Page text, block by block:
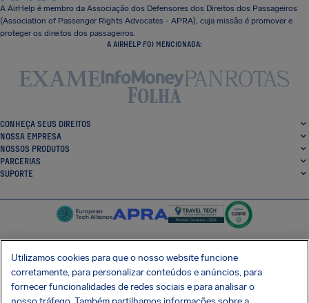
A AirHelp é membro da Associação dos Defensores dos Direitos dos Passageiros
(Association of Passenger Rights Advocates - APRA), cuja missão é promover e
proteger os direitos dos passageiros.
A AIRHELP FOI MENCIONADA:
CONHEÇA SEUS DIREITOS
NOSSA EMPRESA
NOSSOS PRODUTOS
PARCERIAS
SUPORTE
SocialFacebook
SocialTwitter
SocialInstagram
SocialLinkedin
Utilizamos cookies para que o nosso website funcione
corretamente, para personalizar conteúdos e anúncios, para
fornecer funcionalidades de redes sociais e para analisar o